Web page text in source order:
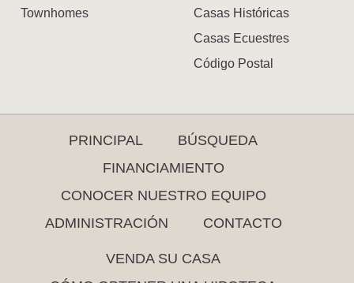
Townhomes
Casas Históricas
Casas Ecuestres
Código Postal
PRINCIPAL
BÚSQUEDA
FINANCIAMIENTO
CONOCER NUESTRO EQUIPO
ADMINISTRACIÓN
CONTACTO
VENDA SU CASA